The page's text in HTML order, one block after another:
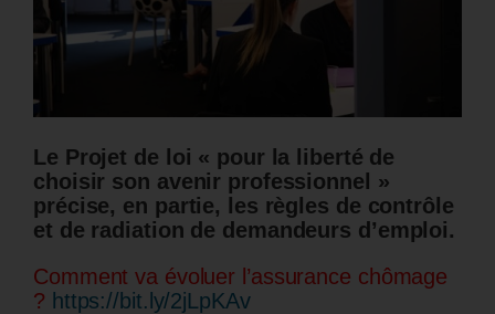
Le Projet de loi « pour la liberté de
choisir son avenir professionnel »
précise, en partie, les règles de contrôle
et de radiation de demandeurs d’emploi.
Comment va évoluer l’assurance chômage
? https://bit.ly/2jLpKAv